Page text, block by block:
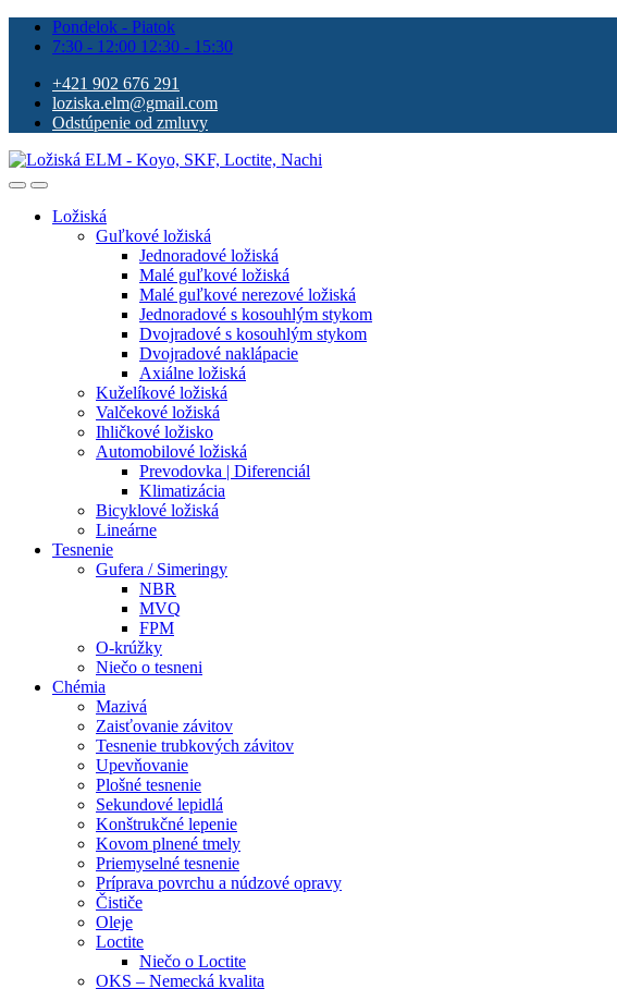
Pondelok - Piatok
7:30 - 12:00 12:30 - 15:30
+421 902 676 291
loziska.elm@gmail.com
Odstúpenie od zmluvy
Ložiská
Guľkové ložiská
Jednoradové ložiská
Malé guľkové ložiská
Malé guľkové nerezové ložiská
Jednoradové s kosouhlým stykom
Dvojradové s kosouhlým stykom
Dvojradové naklápacie
Axiálne ložiská
Kuželíkové ložiská
Valčekové ložiská
Ihličkové ložisko
Automobilové ložiská
Prevodovka | Diferenciál
Klimatizácia
Bicyklové ložiská
Lineárne
Tesnenie
Gufera / Simeringy
NBR
MVQ
FPM
O-krúžky
Niečo o tesneni
Chémia
Mazivá
Zaisťovanie závitov
Tesnenie trubkových závitov
Upevňovanie
Plošné tesnenie
Sekundové lepidlá
Konštrukčné lepenie
Kovom plnené tmely
Priemyselné tesnenie
Príprava povrchu a núdzové opravy
Čističe
Oleje
Loctite
Niečo o Loctite
OKS – Nemecká kvalita